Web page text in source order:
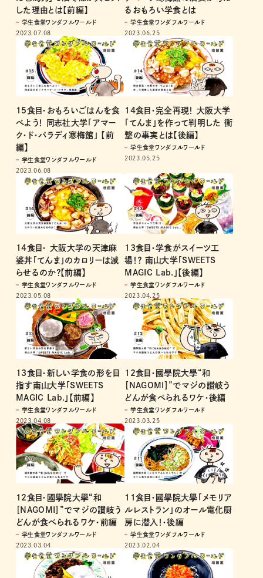
した理由とは【前編】
学生食堂ワンダフルワールド
2023.07.08
るおもろい学食とは
学生食堂ワンダフルワールド
2023.06.25
15食目・おもろいごはんを食
べよう！ 同志社大学「アマー
ク・ド・パラディ寒梅館」 【前
編】
学生食堂ワンダフルワールド
2023.06.08
14食目・完全再現！ 大阪大学
「てんま」を作って判明した 衝
撃の事実とは【後編】
学生食堂ワンダフルワールド
2023.05.25
14食目・ 大阪大学の天津麻
婆丼「てんま」のカロリーは減
らせるのか？【前編】
学生食堂ワンダフルワールド
2023.05.08
13食目・学食がスイーツ工
場！？ 南山大学「SWEETS
MAGIC Lab.」【後編】
学生食堂ワンダフルワールド
2023.04.25
13食目・新しい学食の形を目
指す南山大学「SWEETS
MAGIC Lab.」【前編】
学生食堂ワンダフルワールド
2023.04.08
12食目・國學院大學“和
［NAGOMI］”でマジの讃岐う
どんが食べられるワケ・後編
学生食堂ワンダフルワールド
2023.03.25
12食目・國學院大學“和
［NAGOMI］”でマジの讃岐う
どんが食べられるワケ・前編
学生食堂ワンダフルワールド
2023.03.04
11食目・國學院大學「メモリア
ルレストラン」のオール電化厨
房に潜入！・後編
学生食堂ワンダフルワールド
2023.02.04